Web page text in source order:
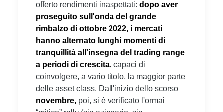
offerto rendimenti inaspettati: dopo aver
proseguito sull'onda del grande
rimbalzo di ottobre 2022, i mercati
hanno alternato lunghi momenti di
tranquillità all'insegna del trading range
a periodi di crescita, capaci di
coinvolgere, a vario titolo, la maggior parte
delle asset class. Dall'inizio dello scorso
novembre, poi, si è verificato l'ormai